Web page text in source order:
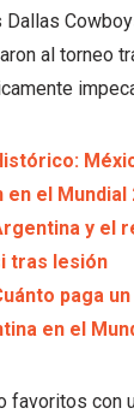
al torneo
el Mundial
y el
tras lesión
paga
en el
favoritos con